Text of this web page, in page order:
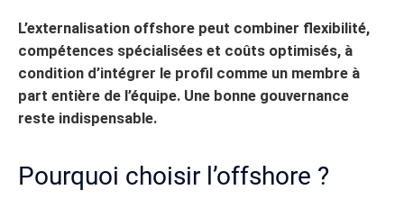
L’externalisation offshore peut combiner flexibilité,
compétences spécialisées et coûts optimisés, à
condition d’intégrer le profil comme un membre à
part entière de l’équipe. Une bonne gouvernance
reste indispensable.
Pourquoi choisir l’offshore ?